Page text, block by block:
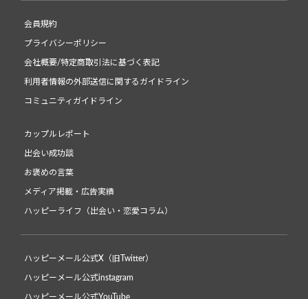
会員規約
プライバシーポリシー
会社概要/特定商取引法に基づく表記
利用者情報の外部送信に関するガイドライン
コミュニティガイドライン
カップルレポート
出会い成功談
お褒めの言葉
メディア掲載・広告実績
ハッピーライフ（出会い・恋愛コラム）
ハッピーメール公式X（旧Twitter）
ハッピーメール公式instagram
ハッピーメール公式YouTube